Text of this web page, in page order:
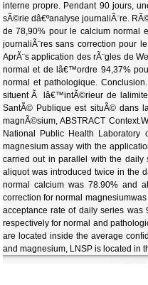
interne propre. Pendant 90 jours,
sÃ©rie dâ€ºanalyse journaliÃ¨re.
de 78,90% pour le calcium normal
journaliÃ¨res sans correction pour
AprÃ¨s application des rÃ¨gles de
normal et de lâ€™ordre 94,37%
normal et pathologique.
situent Ã lâ€™intÃ©rieur de lalimite
SantÃ© Publique est situÃ© dans
magnÃ©sium, ABSTRACT
National Public Health
magnesium assay with the
carried out in parallel with the daily
aliquot was introduced twice in the
normal calcium was 78.90% and
correction for normal
acceptance rate of daily series
respectively for normal and
are located inside the average
and magnesium, LNSP is located in